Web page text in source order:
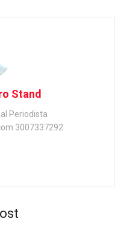
Stand
Periodista
3007337292